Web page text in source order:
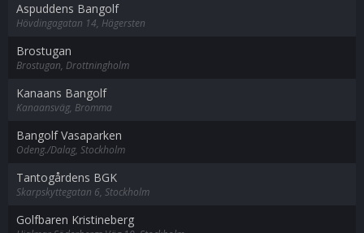
Aspuddens Bangolf
Hövdingagatan 14, Hägersten
Brostugan
Brostugan, Drottningholm
Kanaans Bangolf
Kanaansväg, Bromma
Bangolf Vasaparken
Odeng./Dalag, Stockholm
Tantogårdens BGK
Skarpskyttegatan 6, Stockholm
Golfbaren Kristineberg